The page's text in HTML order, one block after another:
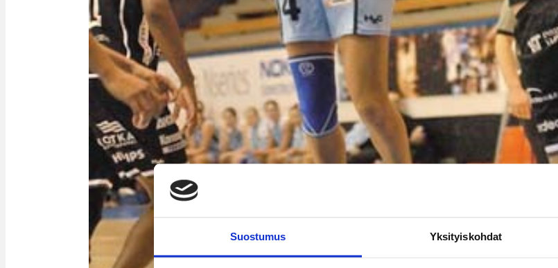
Suostumus Yksityiskohdat